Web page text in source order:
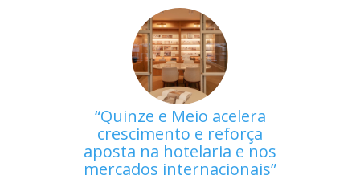
Quinze e Meio acelera
crescimento e reforça
aposta na hotelaria e nos
mercados internacionais